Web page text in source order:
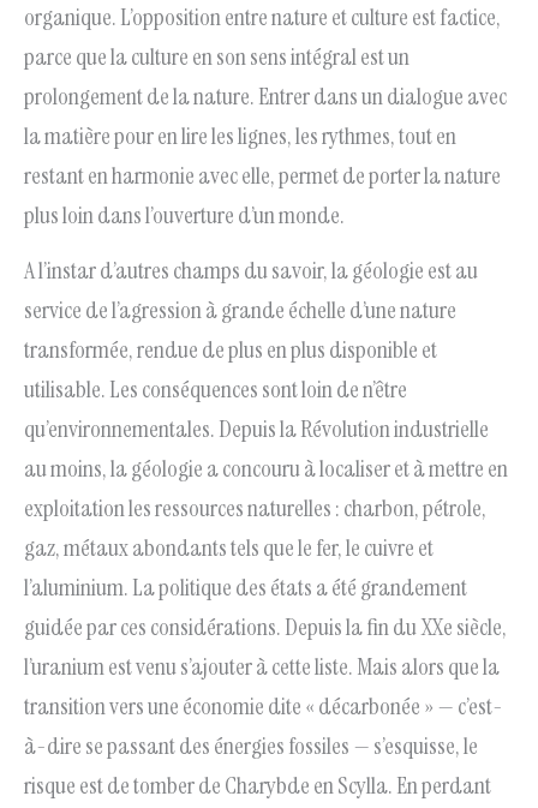
organique. L’opposition entre nature et culture est factice,
parce que la culture en son sens intégral est un
prolongement de la nature. Entrer dans un dialogue avec
la matière pour en lire les lignes, les rythmes, tout en
restant en harmonie avec elle, permet de porter la nature
plus loin dans l’ouverture d’un monde.
A l’instar d’autres champs du savoir, la géologie est au
service de l’agression à grande échelle d’une nature
transformée, rendue de plus en plus disponible et
utilisable. Les conséquences sont loin de n’être
qu’environnementales. Depuis la Révolution industrielle
au moins, la géologie a concouru à localiser et à mettre en
exploitation les ressources naturelles : charbon, pétrole,
gaz, métaux abondants tels que le fer, le cuivre et
l’aluminium. La politique des états a été grandement
guidée par ces considérations. Depuis la fin du XXe siècle,
l’uranium est venu s’ajouter à cette liste. Mais alors que la
transition vers une économie dite « décarbonée » — c’est-
à-dire se passant des énergies fossiles — s’esquisse, le
risque est de tomber de Charybde en Scylla. En perdant